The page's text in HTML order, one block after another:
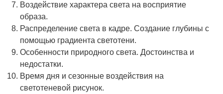
Воздействие характера света на восприятие
образа.
Распределение света в кадре. Создание глубины с
помощью градиента светотени.
Особенности природного света. Достоинства и
недостатки.
Время дня и сезонные воздействия на
светотеневой рисунок.